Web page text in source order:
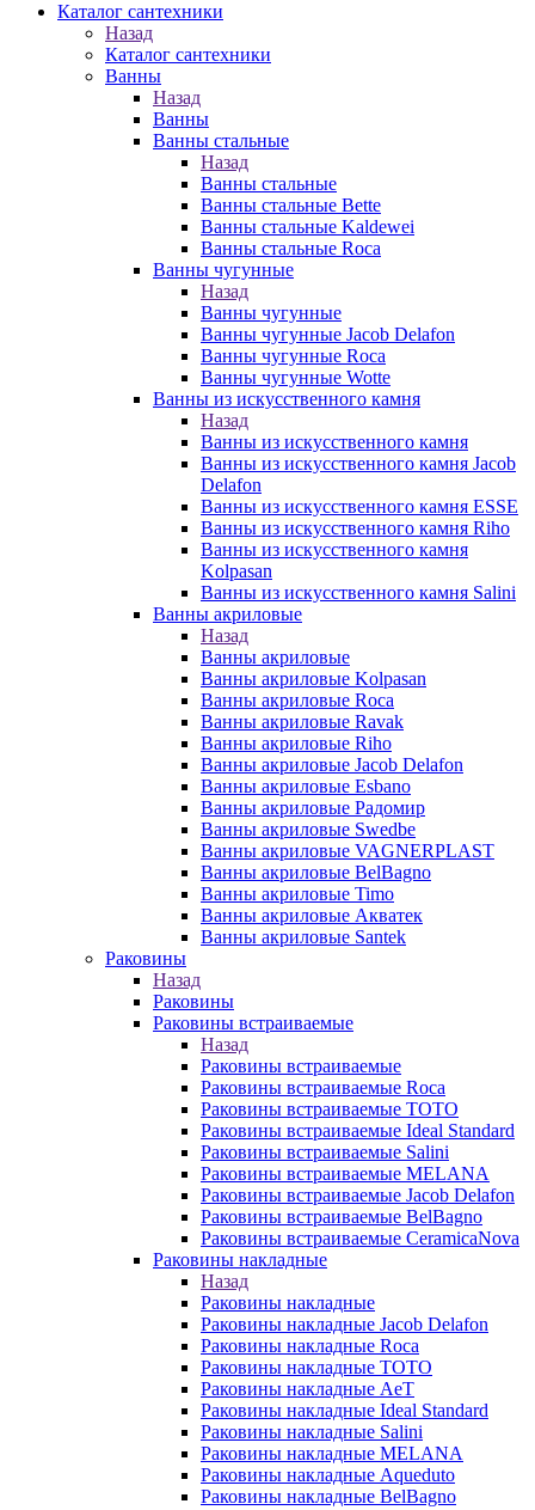
Каталог сантехники
Назад
Каталог сантехники
Ванны
Назад
Ванны
Ванны стальные
Назад
Ванны стальные
Ванны стальные Bette
Ванны стальные Kaldewei
Ванны стальные Roca
Ванны чугунные
Назад
Ванны чугунные
Ванны чугунные Jacob Delafon
Ванны чугунные Roca
Ванны чугунные Wotte
Ванны из искусственного камня
Назад
Ванны из искусственного камня
Ванны из искусственного камня Jacob
Delafon
Ванны из искусственного камня ESSE
Ванны из искусственного камня Riho
Ванны из искусственного камня
Kolpasan
Ванны из искусственного камня Salini
Ванны акриловые
Назад
Ванны акриловые
Ванны акриловые Kolpasan
Ванны акриловые Roca
Ванны акриловые Ravak
Ванны акриловые Riho
Ванны акриловые Jacob Delafon
Ванны акриловые Esbano
Ванны акриловые Радомир
Ванны акриловые Swedbe
Ванны акриловые VAGNERPLAST
Ванны акриловые BelBagno
Ванны акриловые Timo
Ванны акриловые Акватек
Ванны акриловые Santek
Раковины
Назад
Раковины
Раковины встраиваемые
Назад
Раковины встраиваемые
Раковины встраиваемые Roca
Раковины встраиваемые TOTO
Раковины встраиваемые Ideal Standard
Раковины встраиваемые Salini
Раковины встраиваемые MELANA
Раковины встраиваемые Jacob Delafon
Раковины встраиваемые BelBagno
Раковины встраиваемые CeramicaNova
Раковины накладные
Назад
Раковины накладные
Раковины накладные Jacob Delafon
Раковины накладные Roca
Раковины накладные TOTO
Раковины накладные AeT
Раковины накладные Ideal Standard
Раковины накладные Salini
Раковины накладные MELANA
Раковины накладные Aqueduto
Раковины накладные BelBagno